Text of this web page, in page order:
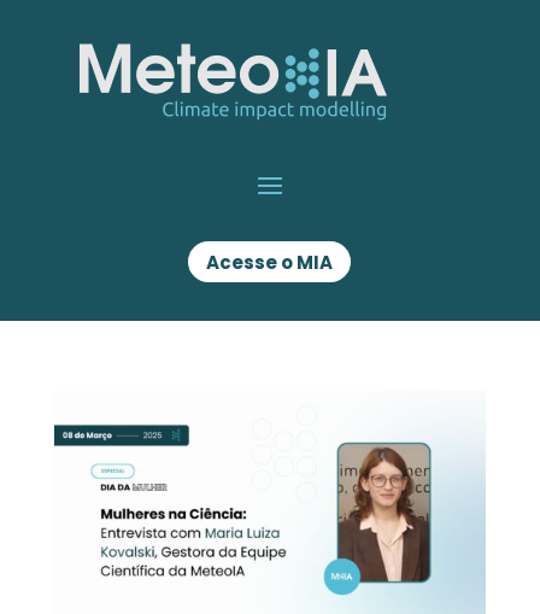
Acesse o MIA